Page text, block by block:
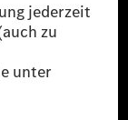
Test
sich auf
CO₂-Ausstoß
des Kraftstoffs